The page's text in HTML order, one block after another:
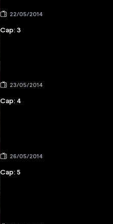
22/05/2014
Cap: 3
23/05/2014
Cap: 4
26/05/2014
Cap: 5